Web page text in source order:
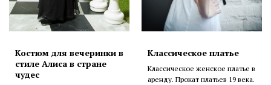
Костюм для вечеринки в
стиле Алиса в стране
чудес
Классическое платье
Классическое женское платье в
аренду. Прокат платьев 19 века.